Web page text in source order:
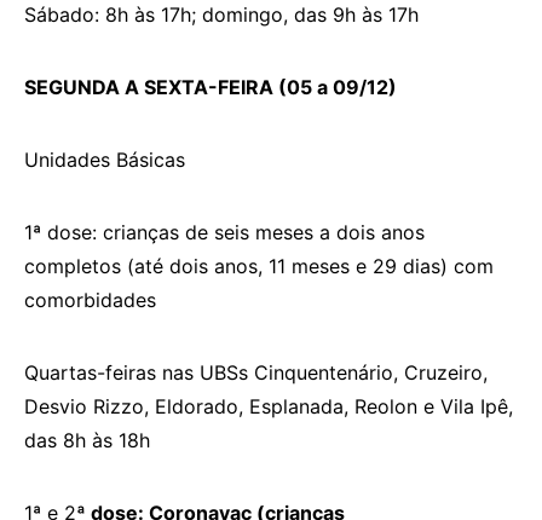
Sábado: 8h às 17h; domingo, das 9h às 17h
SEGUNDA A SEXTA-FEIRA (05 a 09/12)
Unidades Básicas
1ª dose: crianças de seis meses a dois anos
completos (até dois anos, 11 meses e 29 dias) com
comorbidades
Quartas-feiras nas UBSs Cinquentenário, Cruzeiro,
Desvio Rizzo, Eldorado, Esplanada, Reolon e Vila Ipê,
das 8h às 18h
1ª e 2ª dose: Coronavac (crianças